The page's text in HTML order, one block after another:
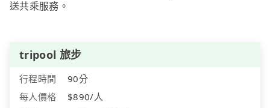
送共乘服務。
tripool 旅步
行程時間
90分
每人價格
$890/人